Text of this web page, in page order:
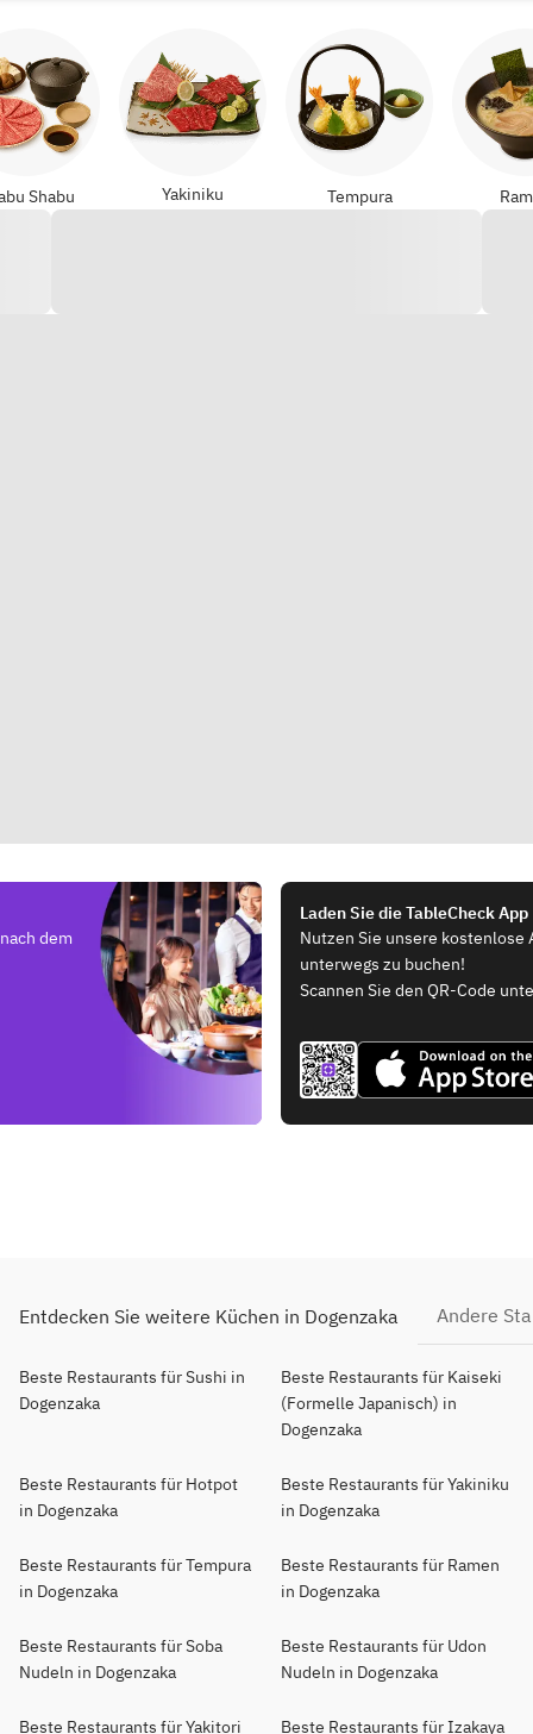
Shabu Yakiniku Tempura
dem
Laden Sie die TableCheck
Nutzen Sie unsere kostenlose
unterwegs zu buchen!
Scannen Sie den QR-Code
Entdecken Sie weitere Küchen in Dogenzaka Andere
Beste Restaurants für Sushi in
Dogenzaka
Beste Restaurants für Kaiseki
(Formelle Japanisch) in
Dogenzaka
Beste Restaurants für Hotpot
in Dogenzaka
Beste Restaurants für Yakiniku
in Dogenzaka
Beste Restaurants für Tempura
in Dogenzaka
Beste Restaurants für Ramen
in Dogenzaka
Beste Restaurants für Soba
Nudeln in Dogenzaka
Beste Restaurants für Udon
Nudeln in Dogenzaka
Beste Restaurants für Yakitori Beste Restaurants für Izakaya